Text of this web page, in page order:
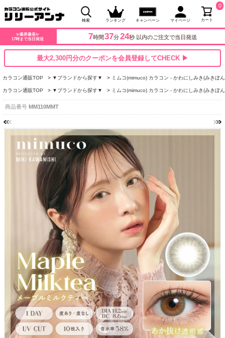
検索 ランキング キャンペーン マイページ カート
0
✨業界最長✨
17時まで当日発送
7時間 37分23秒 以内のご注文で当日発送
最大2,300円分のクーポンを会員登録してCHECK ▶
カラコン通販TOP ▼ブランドから探す▼ ミムコ(mimuco) カラコン - かわにしみき(みきぽ
カラコン通販TOP ▼ブランドから探す▼ ミムコ(mimuco) カラコン - かわにしみき(みきぽ
商品番号 MM110MMT